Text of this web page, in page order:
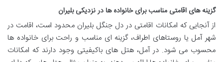
گزینه های اقامتی مناسب برای خانواده ها در نزدیکی بلیران
از آنجایی که امکانات اقامتی در دل جنگل بلیران محدود است، اقامت در
شهر آمل یا روستاهای اطراف، گزینه ای مناسب و راحت برای خانواده ها
محسوب می شود. در آمل، هتل های باکیفیتی وجود دارند که امکانات